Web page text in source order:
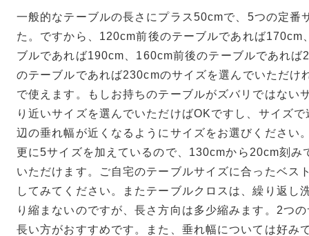
一般的なテーブルの長さにプラス50cmで、5つの定番
た。ですから、120cm前後のテーブルであれば170cm
ブルであれば190cm、160cm前後のテーブルであれば
のテーブルであれば230cmのサイズを選んでいただけ
で使えます。もしお持ちのテーブルがズバリではない
り近いサイズを選んでいただけばOKですし、サイズ
辺の垂れ幅が近くなるようにサイズをお選びください
更に5サイズを加えているので、130cmから20cm刻み
いただけます。ご自宅のテーブルサイズに合ったベス
してみてください。またテーブルクロスは、繰り返し
り縮まないのですが、長さ方向は多少縮みます。2つ
長い方がおすすめです。また、垂れ幅については好み